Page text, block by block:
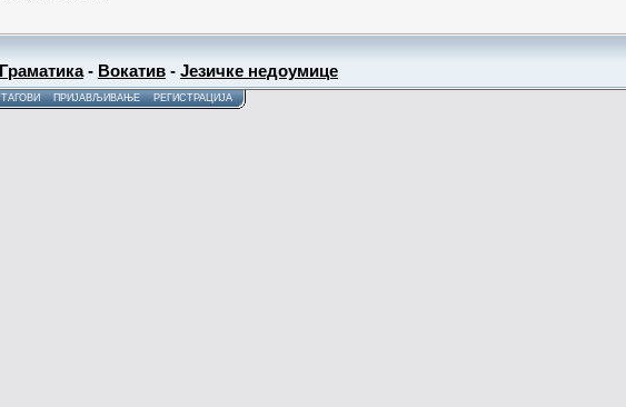
Граматика- Вокатив - Језичке недоумице
ТАГОВИ ПРИЈАВЉИВАЊЕ РЕГИСТРАЦИЈА